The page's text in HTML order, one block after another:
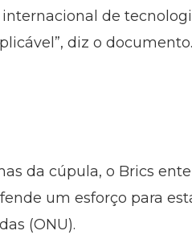
de
diz o documento.
da cúpula, o Brics
um esforço para
(ONU).